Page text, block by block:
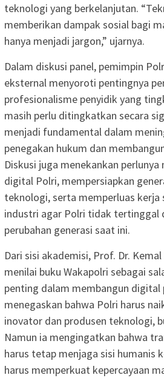
teknologi yang berkelanjutan.
memberikan dampak sosial bagi
hanya menjadi jargon,” ujarnya.
Dalam diskusi panel, pemimpin
eksternal menyoroti pentingnya
profesionalisme penyidik yang
masih perlu ditingkatkan secara
menjadi fundamental dalam
penegakan hukum dan
Diskusi juga menekankan
digital Polri, mempersiapkan
teknologi, serta memperluas kerja
industri agar Polri tidak tertinggal
perubahan generasi saat ini.
Dari sisi akademisi, Prof. Dr.
menilai buku Wakapolri sebagai
penting dalam membangun digital
menegaskan bahwa Polri harus
inovator dan produsen teknologi,
Namun ia mengingatkan bahwa
harus tetap menjaga sisi humanis
harus memperkuat kepercayaan